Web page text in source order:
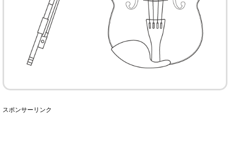
スポンサーリンク